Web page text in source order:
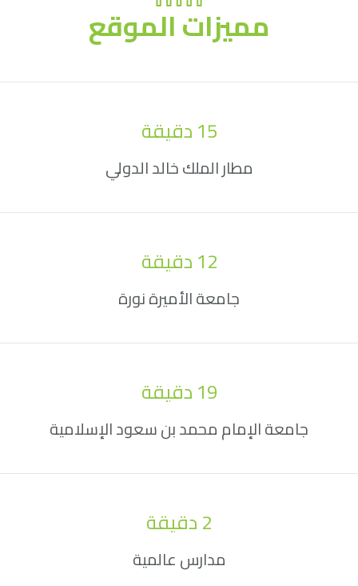
مميزات الموقع
مطار الملك خالد الدولي
15
جامعة الأميرة نورة
12
جامعة الإمام محمد بن سعود الإسلامية
19
مدارس عالمية
2